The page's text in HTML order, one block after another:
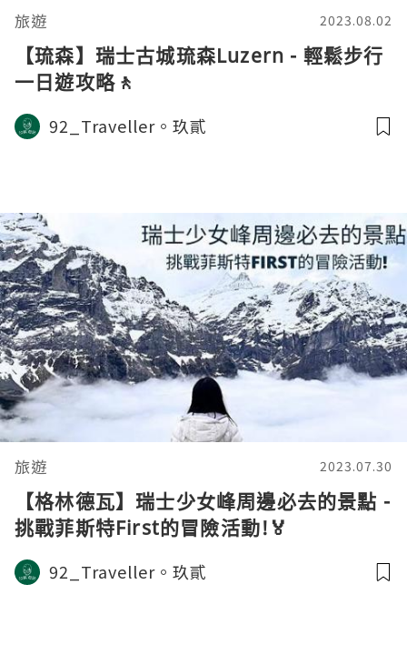
旅遊 2023.08.02
【琉森】瑞士古城琉森Luzern - 輕鬆步行
一日遊攻略🚶
92_Traveller。玖貳
旅遊 2023.07.30
【格林德瓦】瑞士少女峰周邊必去的景點 -
挑戰菲斯特First的冒險活動!🏅
92_Traveller。玖貳